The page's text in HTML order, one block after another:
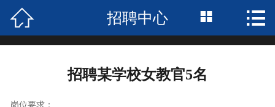
首页
关于我们
服务项目
 招聘中心  
招聘某学校女教官5名
岗位要求：